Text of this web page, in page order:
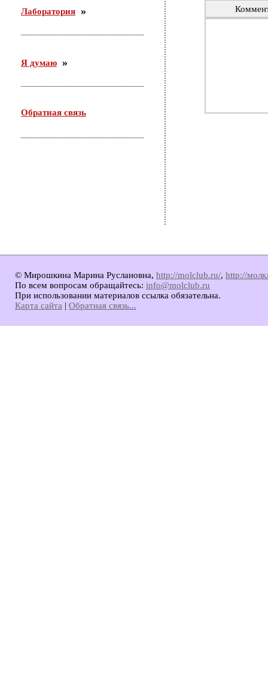
Лаборатория
Я думаю
Обратная связь
© Мирошкина Марина Руслановна, http://molclub.ru/, http://
По всем вопросам обращайтесь: info@molclub.ru
При использовании материалов ссылка обязательна.
Карта сайта | Обратная связь...